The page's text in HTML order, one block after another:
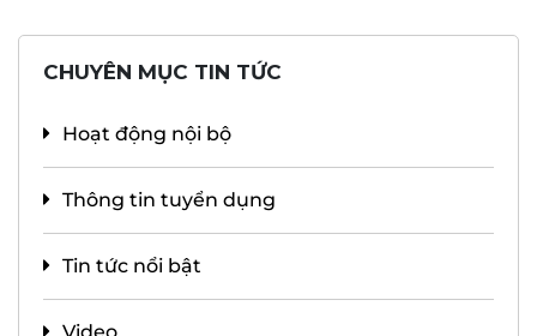
CHUYÊN MỤC TIN TỨC
Hoạt động nội bộ
Thông tin tuyển dụng
Tin tức nổi bật